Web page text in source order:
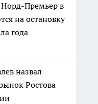
Премьер в
на остановку
года
назвал
Ростова